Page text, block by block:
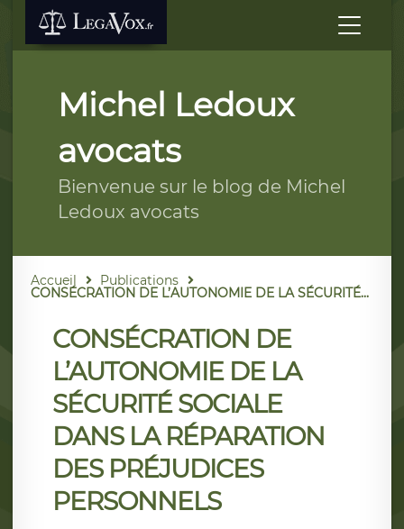
Michel Ledoux
avocats
Bienvenue sur le blog de Michel
Ledoux avocats
Accueil Publications
CONSÉCRATION DE L’AUTONOMIE DE LA SÉCURITÉ...
CONSÉCRATION DE
L’AUTONOMIE DE LA
SÉCURITÉ SOCIALE
DANS LA RÉPARATION
DES PRÉJUDICES
PERSONNELS